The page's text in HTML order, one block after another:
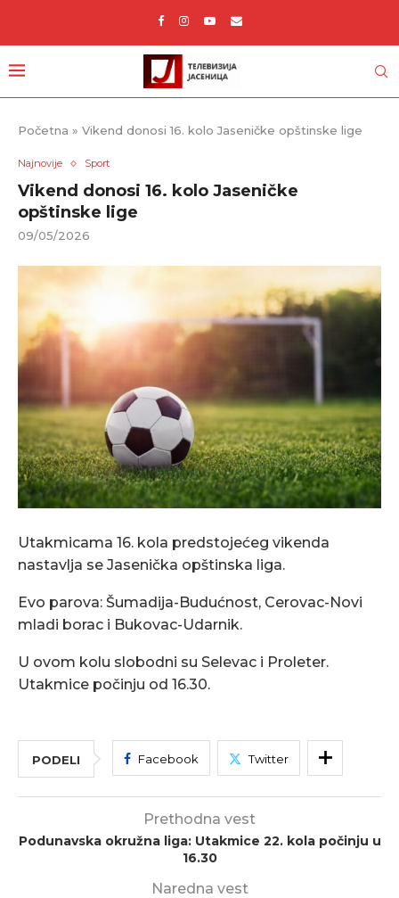
Početna » Vikend donosi 16. kolo Jaseničke opštinske lige
Najnovije Sport
Vikend donosi 16. kolo Jaseničke
opštinske lige
09/05/2026
Utakmicama 16. kola predstojećeg vikenda
nastavlja se Jasenička opštinska liga.
Evo parova: Šumadija-Budućnost, Cerovac-Novi
mladi borac i Bukovac-Udarnik.
U ovom kolu slobodni su Selevac i Proleter.
Utakmice počinju od 16.30.
PODELI Facebook Twitter
Prethodna vest
Podunavska okružna liga: Utakmice 22. kola počinju u
16.30
Naredna vest